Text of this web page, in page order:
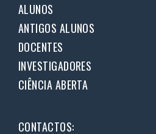
ALUNOS
ANTIGOS ALUNOS
DOCENTES
INVESTIGADORES
CIÊNCIA ABERTA
CONTACTOS: